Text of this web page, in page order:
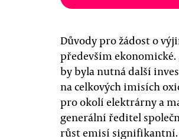
Důvody pro žádost o
především
by byla nutná další
na celkových imisích
pro okolí elektrárny a
generální ředitel
růst emisí signifikantní.